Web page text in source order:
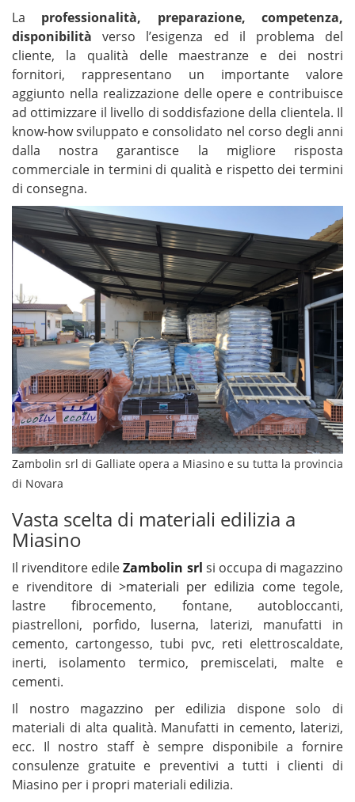
La professionalità, preparazione, competenza,
disponibilità verso l’esigenza ed il problema del
cliente, la qualità delle maestranze e dei nostri
fornitori, rappresentano un importante valore
aggiunto nella realizzazione delle opere e contribuisce
ad ottimizzare il livello di soddisfazione della clientela. Il
know-how sviluppato e consolidato nel corso degli anni
dalla nostra garantisce la migliore risposta
commerciale in termini di qualità e rispetto dei termini
di consegna.
Zambolin srl di Galliate opera a Miasino e su tutta la provincia
di Novara
Vasta scelta di materiali edilizia a
Miasino
Il rivenditore edileZambolin srl si occupa di magazzino
e rivenditore di >materiali per edilizia come tegole,
lastre fibrocemento, fontane, autobloccanti,
piastrelloni, porfido, luserna, laterizi, manufatti in
cemento, cartongesso, tubi pvc, reti elettroscaldate,
inerti, isolamento termico, premiscelati, malte e
cementi.
Il nostro magazzino per edilizia dispone solo di
materiali di alta qualità. Manufatti in cemento, laterizi,
ecc. Il nostro staff è sempre disponibile a fornire
consulenze gratuite e preventivi a tutti i clienti di
Miasino per i propri materiali edilizia.